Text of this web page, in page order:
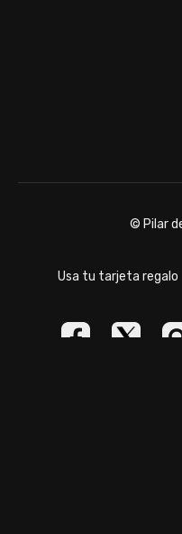
© Pilar
Usa tu tarjeta regalo